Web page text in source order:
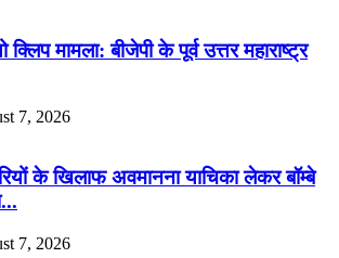
मामला: बीजेपी के पूर्व उत्तर महाराष्ट्र
7, 2026
के खिलाफ अवमानना याचिका लेकर बॉम्बे
7, 2026